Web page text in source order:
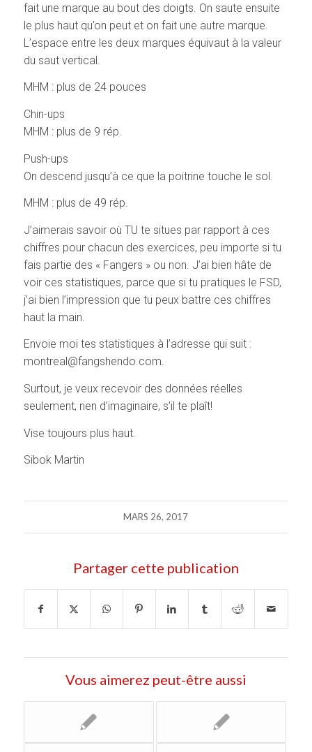
fait une marque au bout des doigts. On saute ensuite
le plus haut qu’on peut et on fait une autre marque.
L’espace entre les deux marques équivaut à la valeur
du saut vertical.
MHM : plus de 24 pouces
Chin-ups
MHM : plus de 9 rép.
Push-ups
On descend jusqu’à ce que la poitrine touche le sol.
MHM : plus de 49 rép.
J’aimerais savoir où TU te situes par rapport à ces
chiffres pour chacun des exercices, peu importe si tu
fais partie des « Fangers » ou non. J’ai bien hâte de
voir ces statistiques, parce que si tu pratiques le FSD,
j’ai bien l’impression que tu peux battre ces chiffres
haut la main.
Envoie moi tes statistiques à l’adresse qui suit :
montreal@fangshendo.com.
Surtout, je veux recevoir des données réelles
seulement, rien d’imaginaire, s’il te plaît!
Vise toujours plus haut.
Sibok Martin
MARS 26, 2017
Partager cette publication
Vous aimerez peut-être aussi